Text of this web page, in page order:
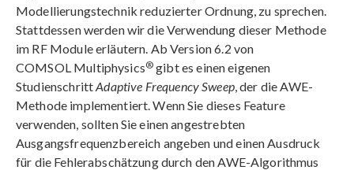
Modellierungstechnik reduzierter Ordnung, zu sprechen.
Stattdessen werden wir die Verwendung dieser Methode
im RF Module erläutern. Ab Version 6.2 von
COMSOL Multiphysics® gibt es einen eigenen
StudienschrittAdaptive Frequency Sweep, der die AWE-
Methode implementiert. Wenn Sie dieses Feature
verwenden, sollten Sie einen angestrebten
Ausgangsfrequenzbereich angeben und einen Ausdruck
für die Fehlerabschätzung durch den AWE-Algorithmus